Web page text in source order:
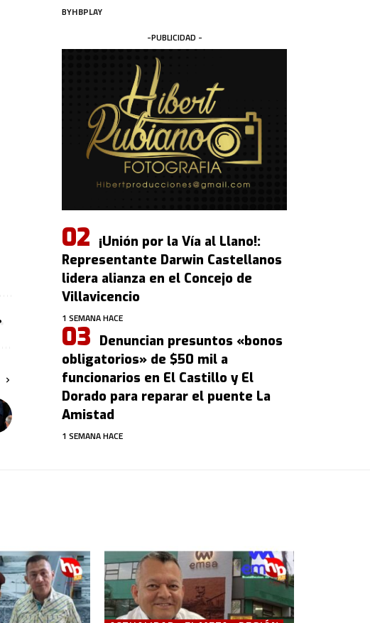
BYHBPLAY
-PUBLICIDAD -
¡Unión por la Vía al Llano!:
Representante Darwin Castellanos
lidera alianza en el Concejo de
Villavicencio
1 SEMANA HACE
Denuncian presuntos «bonos
obligatorios» de $50 mil a
funcionarios en El Castillo y El
Dorado para reparar el puente La
Amistad
1 SEMANA HACE